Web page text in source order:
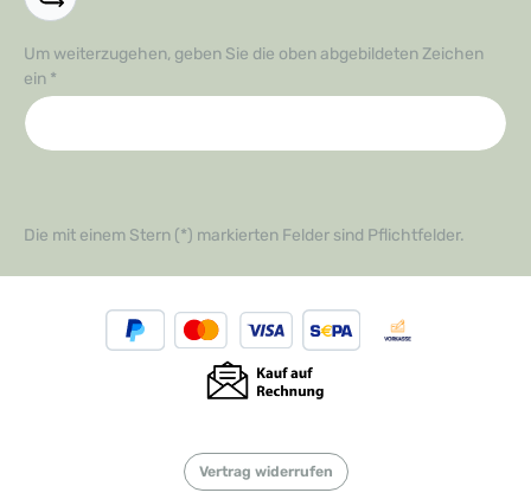
Um weiterzugehen, geben Sie die oben abgebildeten Zeichen
ein *
Die mit einem Stern (*) markierten Felder sind Pflichtfelder.
Vertrag widerrufen